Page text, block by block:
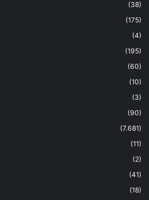
(38)
(175)
(4)
(195)
(60)
(10)
(3)
(90)
(7.681)
(11)
(2)
(41)
(18)